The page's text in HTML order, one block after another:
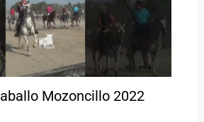
Mozoncillo 2022